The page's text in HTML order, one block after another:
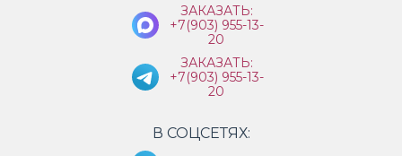
ЗАКАЗАТЬ:
+7(903) 955-13-
20
ЗАКАЗАТЬ:
+7(903) 955-13-
20
В СОЦСЕТЯХ: